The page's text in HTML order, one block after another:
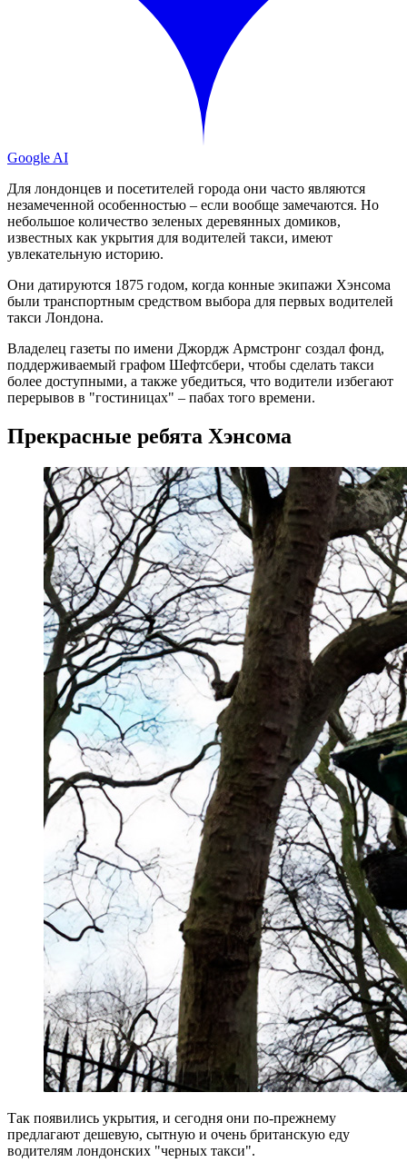
Google AI
Для лондонцев и посетителей города они часто являются
незамеченной особенностью – если вообще замечаются. Но
небольшое количество зеленых деревянных домиков,
известных как укрытия для водителей такси, имеют
увлекательную историю.
Они датируются 1875 годом, когда конные экипажи Хэнсома
были транспортным средством выбора для первых водителей
такси Лондона.
Владелец газеты по имени Джордж Армстронг создал фонд,
поддерживаемый графом Шефтсбери, чтобы сделать такси
более доступными, а также убедиться, что водители избегают
перерывов в "гостиницах" – пабах того времени.
Прекрасные ребята Хэнсома
Так появились укрытия, и сегодня они по-прежнему
предлагают дешевую, сытную и очень британскую еду
водителям лондонских "черных такси".